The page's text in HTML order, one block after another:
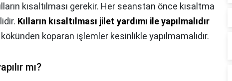
kısaltılması gerekir. Her seanstan önce kısaltma
Kılların kısaltılması jilet yardımı ile yapılmalıdır
kökünden koparan işlemler kesinlikle yapılmamalıdır.
mı?